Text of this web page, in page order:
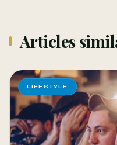
Articles
LIFESTYLE